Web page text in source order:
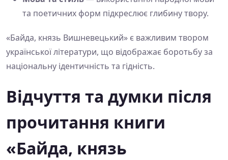
та поетичних форм підкреслює глибину твору.
«Байда, князь Вишневецький» є важливим твором
української літератури, що відображає боротьбу за
національну ідентичність та гідність.
Відчуття та думки після
прочитання книги
«Байда, князь